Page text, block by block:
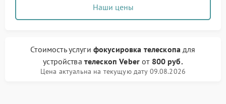
Наши цены
Стоимость услуги фокусировка телескопа для
устройства телескоп Veberот 800 руб.
Цена актуальна на текущую дату 09.08.2026